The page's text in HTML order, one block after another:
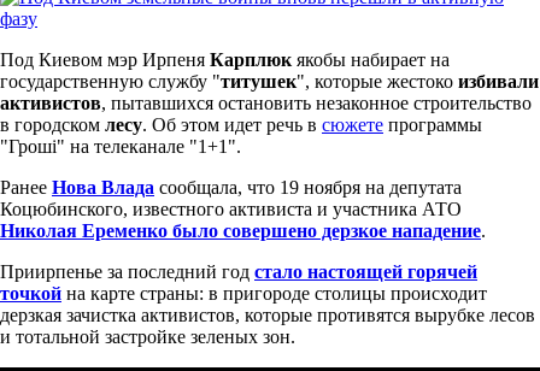
Под Киевом мэр Ирпеня Карплюк якобы набирает на
государственную службу "титушек", которые жестоко избивали
активистов, пытавшихся остановить незаконное строительство
в городском лесу. Об этом идет речь в сюжете программы
"Гроші" на телеканале "1+1".
Ранее Нова Влада сообщала, что 19 ноября на депутата
Коцюбинского, известного активиста и участника АТО
Николая Eременко было совершено дерзкое нападение.
Приирпенье за последний год стало настоящей горячей
точкой на карте страны: в пригороде столицы происходит
дерзкая зачистка активистов, которые противятся вырубке лесов
и тотальной застройке зеленых зон.